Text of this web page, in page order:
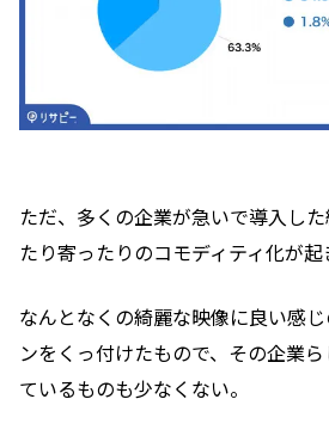
ただ、多くの企業が急いで導入し
たり寄ったりのコモディティ化が起
なんとなくの綺麗な映像に良い感
ンをくっ付けたもので、その企業
ているものも少なくない。